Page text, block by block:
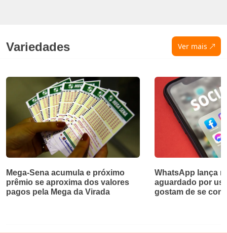
Variedades Ver mais
Mega-Sena acumula e próximo
prêmio se aproxima dos valores
pagos pela Mega da Virada
WhatsApp lança
aguardado por
gostam de se